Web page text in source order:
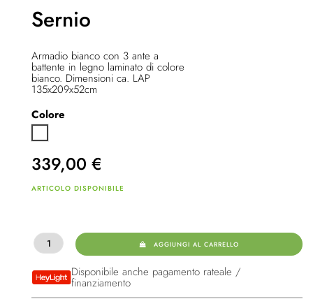
Sernio
Armadio bianco con 3 ante a
battente in legno laminato di colore
bianco. Dimensioni ca. LAP
135x209x52cm
Colore
339,00 €
ARTICOLO DISPONIBILE
AGGIUNGI AL CARRELLO
Disponibile anche pagamento rateale /
finanziamento